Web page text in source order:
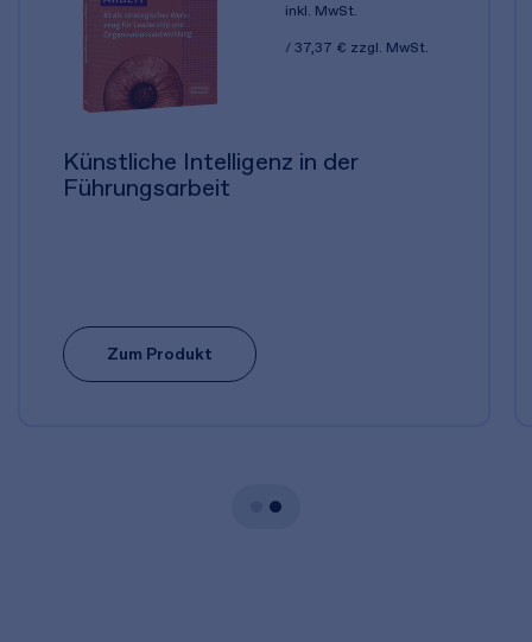
inkl. MwSt.
37,37 € zzgl. MwSt.
Künstliche Intelligenz in der
Führungsarbeit
Zum Produkt